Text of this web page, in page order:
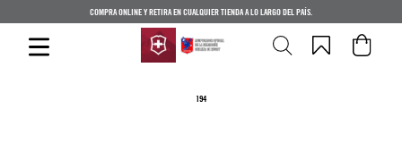
COMPRA ONLINE Y RETIRA EN CUALQUIER TIENDA A LO LARGO DEL PAÍS.
194